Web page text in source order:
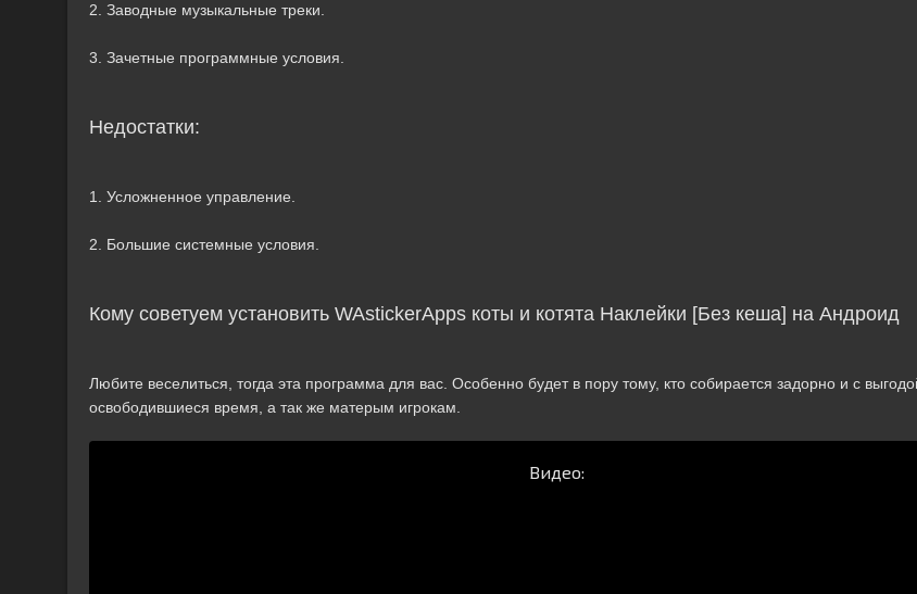
2. Заводные музыкальные треки.
3. Зачетные программные условия.
Недостатки:
1. Усложненное управление.
2. Большие системные условия.
Кому советуем установить WAstickerApps коты и котята Наклейки [Без кеша] на Андроид
Любите веселиться, тогда эта программа для вас. Особенно будет в пору тому, кто собирается задорно и с
освободившиеся время, а так же матерым игрокам.
Видео: